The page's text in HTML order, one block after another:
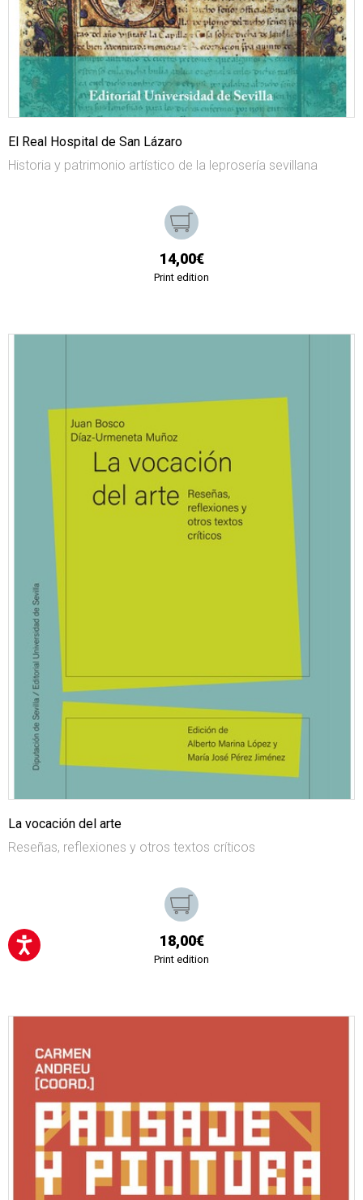
El Real Hospital de San Lázaro
Historia y patrimonio artístico de la leprosería sevillana
14,00€
Print edition
La vocación del arte
Reseñas, reflexiones y otros textos críticos
18,00€
Print edition